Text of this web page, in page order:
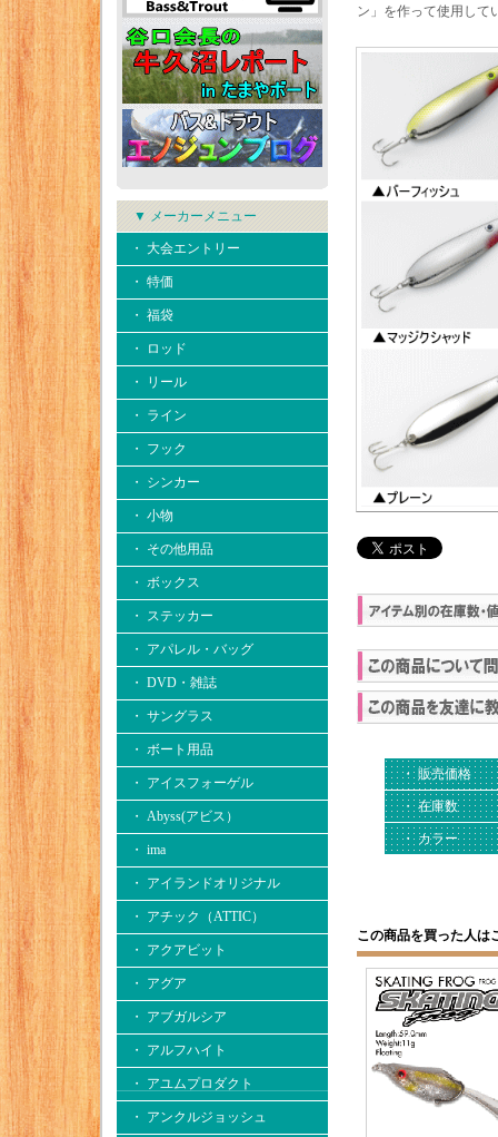
▼ メーカーメニュー
・ 大会エントリー
・ 特価
・ 福袋
・ ロッド
・ リール
・ ライン
・ フック
・ シンカー
・ 小物
・ その他用品
・ ボックス
・ ステッカー
・ アパレル・バッグ
・ DVD・雑誌
・ サングラス
・ ボート用品
・ アイスフォーゲル
・ Abyss(アビス）
・ ima
・ アイランドオリジナル
・ アチック（ATTIC）
・ アクアビット
・ アグア
・ アブガルシア
・ アルフハイト
・ アユムプロダクト
・ アンクルジョッシュ
ン」を作って使用して
・ 販売価格
・ 在庫数
・ カラー
この商品を買った人は